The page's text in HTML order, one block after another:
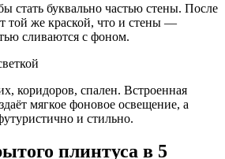
стать буквально частью стены. После
той же краской, что и стены —
сливаются с фоном.
коридоров, спален. Встроенная
мягкое фоновое освещение, а
и стильно.
плинтуса в 5